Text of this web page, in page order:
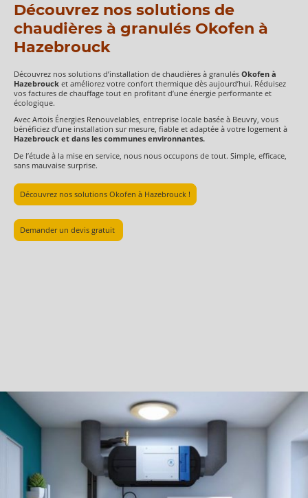
Découvrez nos solutions de
chaudières à granulés Okofen à
Hazebrouck
Découvrez nos solutions d’installation de chaudières à granulés Okofen à
Hazebrouck et améliorez votre confort thermique dès aujourd’hui. Réduisez
vos factures de chauffage tout en profitant d’une énergie performante et
écologique.
Avec Artois Énergies Renouvelables, entreprise locale basée à Beuvry, vous
bénéficiez d’une installation sur mesure, fiable et adaptée à votre logement à
Hazebrouck et dans les communes environnantes.
De l’étude à la mise en service, nous nous occupons de tout. Simple, efficace,
sans mauvaise surprise.
Découvrez nos solutions Okofen à Hazebrouck !
Demander un devis gratuit